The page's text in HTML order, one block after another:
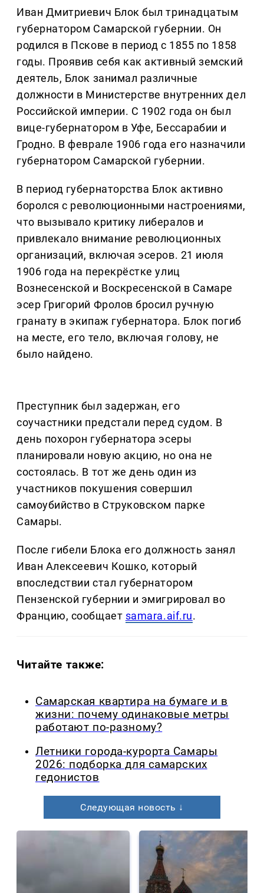
Иван Дмитриевич Блок был тринадцатым
губернатором Самарской губернии. Он
родился в Пскове в период с 1855 по 1858
годы. Проявив себя как активный земский
деятель, Блок занимал различные
должности в Министерстве внутренних дел
Российской империи. С 1902 года он был
вице-губернатором в Уфе, Бессарабии и
Гродно. В феврале 1906 года его назначили
губернатором Самарской губернии.
В период губернаторства Блок активно
боролся с революционными настроениями,
что вызывало критику либералов и
привлекало внимание революционных
организаций, включая эсеров. 21 июля
1906 года на перекрёстке улиц
Вознесенской и Воскресенской в Самаре
эсер Григорий Фролов бросил ручную
гранату в экипаж губернатора. Блок погиб
на месте, его тело, включая голову, не
было найдено.
Преступник был задержан, его
соучастники предстали перед судом. В
день похорон губернатора эсеры
планировали новую акцию, но она не
состоялась. В тот же день один из
участников покушения совершил
самоубийство в Струковском парке
Самары.
После гибели Блока его должность занял
Иван Алексеевич Кошко, который
впоследствии стал губернатором
Пензенской губернии и эмигрировал во
Францию, сообщает samara.aif.ru.
Читайте также:
Самарская квартира на бумаге и в
жизни: почему одинаковые метры
работают по-разному?
Летники города-курорта Самары
2026: подборка для самарских
гедонистов
Следующая новость ↓